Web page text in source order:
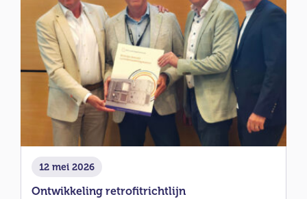
12 mei 2026
Ontwikkeling retrofitrichtlijn